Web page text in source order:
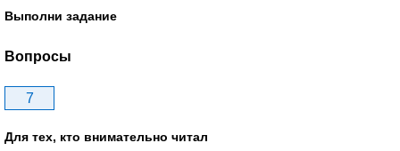
Выполни задание
Вопросы
7
Для тех, кто внимательно читал